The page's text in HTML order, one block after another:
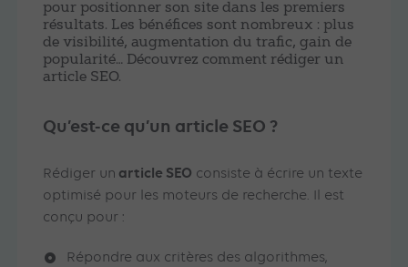
pour positionner son site dans les premiers
résultats. Les bénéfices sont nombreux : plus
de visibilité, augmentation du trafic, gain de
popularité… Découvrez comment rédiger un
article SEO.
Qu’est-ce qu’un article SEO ?
Rédiger un article SEO consiste à écrire un texte
optimisé pour les moteurs de recherche. Il est
conçu pour :
Répondre aux critères des algorithmes,